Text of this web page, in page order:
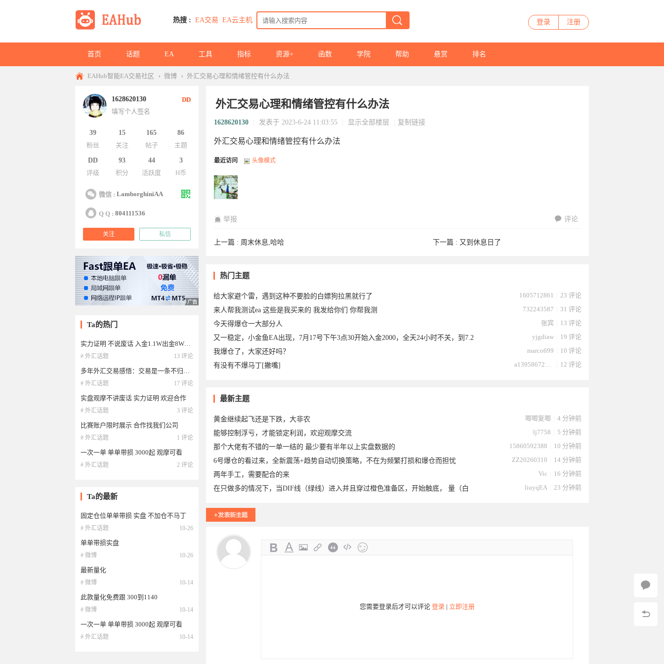
热搜 : EA交易 EA云主机 登录 注册
首页 话题 EA 工具 指标 资源+ 函数 学院 帮助 悬赏 排名
EAHub智能EA交易社区 › 微博 › 外汇交易心理和情绪管控有什么办法
外汇交易心理和情绪管控有什么办法
1628620130 发表于 2023-6-24 11:03:55 显示全部楼层 复制链接
外汇交易心理和情绪管控有什么办法
最近访问 头像模式
于2023-
06-24
举报 评论
上一篇 : 周末休息,哈哈 下一篇 : 又到休息日了
热门主题
给大家避个雷，遇到这种不要脸的白嫖狗拉黑就行了 23 评论
1605712861
来人帮我测试ea 这些是我买来的 我发给你们 你帮我测
31 评论
732243587
今天得爆仓一大部分人
13 评论
张宾
又一稳定，小金鱼EA出现，7月17号下午3点30开始入金2000，全天24小时不关，到7.2
19 评论
yjgdiaw
我爆仓了，大家还好吗？
10 评论
marco699
有没有不爆马丁[撇嘴]
12 评论
a13958672232
最新主题
黄金继续起飞还是下跌，大非农 4 分钟前
唧唧复唧
能够控制浮亏，才能锁定利润，欢迎观摩交流
5 分钟前
lj7758
那个大佬有不错的一单一结的 最少要有半年以上实盘数据的
10 分钟前
15860592388
6号爆仓的看过来，全新震荡+趋势自动切换策略，不在为频繁打损和爆仓而担忧
14 分钟前
ZZ20260310
两年手工，需要配合的来
16 分钟前
Vic
在只做多的情况下，当DIF线（绿线）进入并且穿过橙色准备区，开始触底， 量（白
23 分钟前
liuyqEA
您需要登录后才可以评论 登录| 立即注册
1628620130
DD
填写个人签名
39
粉丝
15
关注
165
帖子
86
主题
DD
评级
93
积分
44
活跃度
3
H币
微信 : LamborghiniAA
Q Q : 804111536
关注 私信
Ta的热门
实力证明 不说废话 入金1.1W出金8W刀 半年以上 还有更大的观摩账户 欢迎合作分成
# 外汇话题 13 评论
多年外汇交易感悟：交易是一条不归之路
# 外汇话题 17 评论
实盘观摩不讲废话 实力证明 欢迎合作
# 外汇话题 3 评论
比赛账户限时展示 合作找我们公司
# 外汇话题 1 评论
一次一单 单单带损 3000起 观摩可看
# 外汇话题 2 评论
Ta的最新
固定仓位单单带损 实盘 不加仓不马丁
# 外汇话题 10-26
单单带损实盘
# 微博 10-26
最新量化
# 微博 10-14
此款量化免费跟 300到1140
# 微博 10-14
一次一单 单单带损 3000起 观摩可看
# 外汇话题 10-14